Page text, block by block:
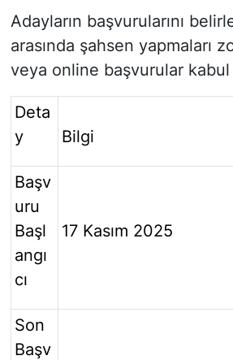
Adayların başvurularını
arasında şahsen yapmaları
veya online başvurular
Deta
y
Bilgi
Başv
uru
Başl
angı
cı
17 Kasım 2025
Son
Başv